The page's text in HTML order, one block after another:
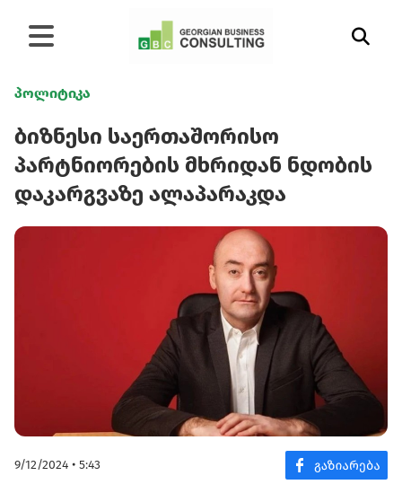
პოლიტიკა
ბიზნესი საერთაშორისო
პარტნიორების მხრიდან ნდობის
დაკარგვაზე ალაპარაკდა
9/12/2024 • 5:43